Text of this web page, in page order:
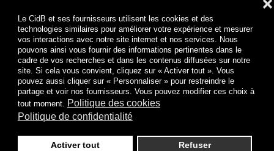
Le CidB et ses fournisseurs utilisent les cookies et des
technologies similaires pour améliorer votre expérience et mesurer
vos interactions avec notre site internet et nos services. Nous
pouvons ainsi vous fournir des informations pertinentes dans le
cadre de vos recherches et dans les contenus diffusées sur notre
site. Si cela vous convient, cliquez sur « Activer tout ». Vous
pouvez aussi cliquer sur « Personnaliser » pour restreindre le
partage et voir nos fournisseurs. Vous pouvez modifier ces choix à
tout moment. Politique des cookies
Politique de confidentialité
Activer tout Refuser
❌
J’ai lu et j’accepte lesTermes et conditionset la
Politique de confidentialité
Je m'abonne